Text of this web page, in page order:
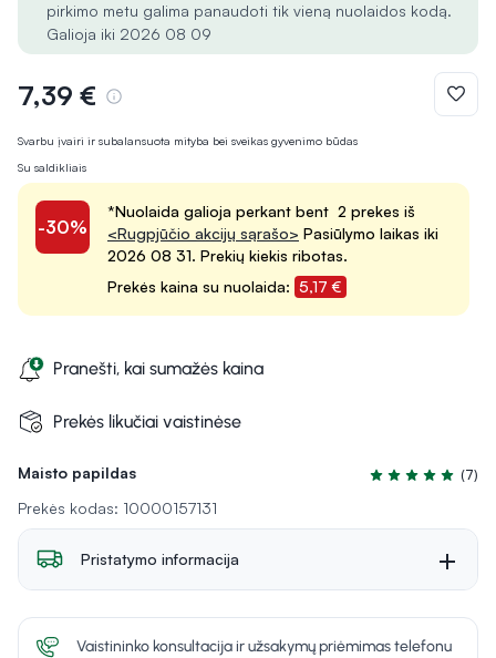
Maisto papildas
Įvertinimas 4.9
(7)
Prekės kodas: 10000157131
Svarbu įvairi ir subalansuota mityba bei sveikas gyvenimo būdas
Su saldikliais
-30%
*Nuolaida galioja perkant bent 2 prekes iš
<Rugpjūčio akcijų sąrašo> Pasiūlymo laikas iki
2026 08 31. Prekių kiekis ribotas.
Prekės kaina su nuolaida: 5,17 €
pirkimo metu galima panaudoti tik vieną nuolaidos kodą.
Galioja iki 2026 08 09
7,39 €
Pranešti, kai sumažės kaina
Prekės likučiai vaistinėse
Pristatymo informacija
Vaistininko konsultacija ir užsakymų priėmimas telefonu